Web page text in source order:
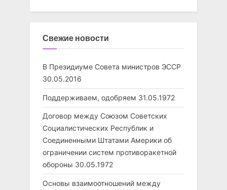
Свежие новости
В Президиуме Совета министров ЭССР
30.05.2016
Поддерживаем, одобряем 31.05.1972
Договор между Союзом Советских
Социалистических Республик и
Соединенными Штатами Америки об
ограничении систем противоракетной
обороны 30.05.1972
Основы взаимоотношений между